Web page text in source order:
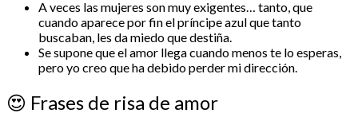
A veces las mujeres son muy exigentes… tanto, que
cuando aparece por fin el príncipe azul que tanto
buscaban, les da miedo que destiña.
Se supone que el amor llega cuando menos te lo esperas,
pero yo creo que ha debido perder mi dirección.
😍 Frases de risa de amor